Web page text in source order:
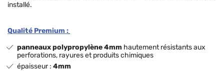
installé.
Qualité Premium :
panneaux polypropylène 4mm hautement résistants aux
perforations, rayures et produits chimiques
épaisseur :4mm